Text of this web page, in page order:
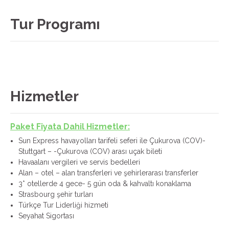
Tur Programı
Hizmetler
Paket Fiyata Dahil Hizmetler:
Sun Express havayolları tarifeli seferi ile Çukurova (COV)-
Stuttgart – -Çukurova (COV) arası uçak bileti
Havaalanı vergileri ve servis bedelleri
Alan – otel – alan transferleri ve şehirlerarası transferler
3* otellerde 4 gece- 5 gün oda & kahvaltı konaklama
Strasbourg şehir turları
Türkçe Tur Liderliği hizmeti
Seyahat Sigortası